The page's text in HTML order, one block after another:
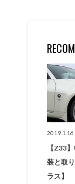
2019.1.16
【Z33
装と取
ラス】